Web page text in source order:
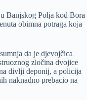
Banjskog Polja kod Bora
obimna potraga koja
da je djevojčica
zločina dvojice
divlji deponij, a policija
naknadno prebacio na